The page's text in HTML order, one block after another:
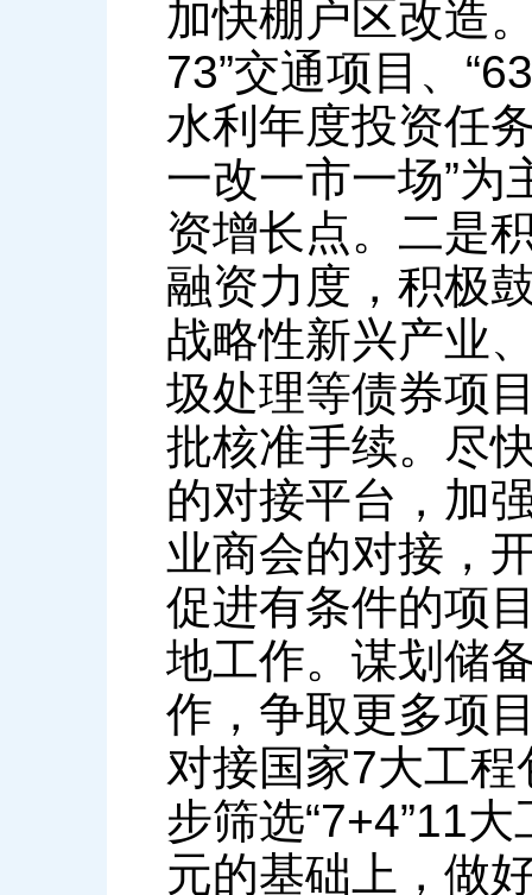
加快棚户区改造
73”交通项目、
水利年度投资任
一改一市一场”为
资增长点。二是
融资力度，积极
战略性新兴产业
圾处理等债券项
批核准手续。尽
的对接平台，加
业商会的对接，
促进有条件的项
地工作。谋划储
作，争取更多项
对接国家7大工
步筛选“7+4”11
元的基础上，做